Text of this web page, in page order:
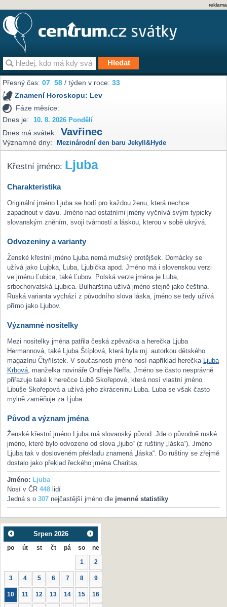
reklama
Přesný čas:07 58 / týden v roce:33
Znamení Horoskopu: Lev
Fáze měsíce:
Dnes je:
10. 8. 2026 Pondělí
Dnes má svátek: Vavřinec
Významné dny: Mezinárodní den baru Jekyll&Hyde
Křestní jméno: Ljuba
Charakteristika
Originální jméno Ljuba se hodí pro každou ženu, která nechce
zapadnout v davu. Jméno nad ostatními jmény vyčnívá svým typicky
slovanským zněním, svoji tvárností a láskou, kterou v sobě ukrývá.
Odvozeniny a varianty
Ženské křestní jméno Ljuba nemá mužský protějšek. Domácky se
užívá jako Lujbka, Luba, Ljubička apod. Jméno má i slovenskou verzi
ve jménu Ľubica, také Ľubov. Polská verze jména je Luba,
srbochorvatská Ljubica. Bulharština užívá jméno stejně jako čeština.
Ruská varianta vychází z původního slova láska, jméno se tedy užívá
přímo jako Ljubov.
Významné nositelky
Mezi nositelky jména patřila česká zpěvačka a herečka Ljuba
Hermannová, také Ljuba Štíplová, která byla mj. autorkou dětského
magazínu Čtyřlístek. V současnosti jméno nosí například herečka Ljuba
Krbová, manželka novináře Ondřeje Neffa. Jméno se často nesprávně
přiřazuje také k herečce Lubě Skořepové, která nosí vlastní jméno
Libuše Skořepová a užívá jeho zkráceninu Luba. Luba se však často
mylně zaměňuje za Ljuba.
Původ a význam jména
Ženské křestní jméno Ljuba má slovanský původ. Jde o původně ruské
jméno, které bylo odvozeno od slova „ljubo“ (z ruštiny „láska“). Jméno
Ljuba tak v dosloveném překladu znamená „láska“. Do ruštiny se zřejmě
dostalo jako překlad řeckého jména Charitas.
Jméno: Ljuba
Nosí v ČR 448lidí
Jedná s o 307nejčastější jméno dle jmenné statistiky
Srpen 2026
po út st čt pá so ne
1 2
3 4 5 6 7 8 9
10 11 12 13 14 15 16